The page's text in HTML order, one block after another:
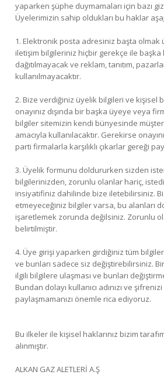
yaparken şüphe duymamaları için bazı
Üyelerimizin sahip oldukları bu haklar
1. Elektronik posta adresiniz başta
iletişim bilgileriniz hiçbir gerekçe ile
dağıtılmayacak ve reklam, tanıtım,
kullanılmayacaktır.
2. Bize verdiğiniz üyelik bilgileri ve kişisel
onayınız dışında bir başka üyeye veya
bilgiler sitemizin kendi bünyesinde
amacıyla kullanılacaktır. Gerekirse
parti firmalarla karşılıklı çıkarlar gereği
3. Üyelik formunu doldururken sizden
bilgilerinizden, zorunlu olanlar hariç,
insiyatifiniz dahilinde bize iletebilirsiniz.
etmeyeceğiniz bilgiler varsa, bu alanları
işaretlemek zorunda değilsiniz. Zorunlu
belirtilmiştir.
4. Üye girişi yaparken girdiğiniz tüm
ve bunları sadece siz değiştirebilirsiniz.
ilgili bilgilere ulaşması ve bunları
Bundan dolayı kullanıcı adınızı ve
paylaşmamanızı önemle rica ediyoruz.
Bu ilkeler ile kişisel haklarınız bizim
alınmıştır.
ALKAN GAZ ALETLERİ A.Ş